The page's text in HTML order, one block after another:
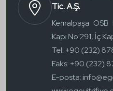
Tic. A.Ş.
Kemalpaşa OSB
Kapı No:291, İç
Tel: +90 (232)
Faks: +90 (232)
E-posta: